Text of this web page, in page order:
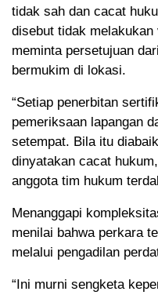
tidak sah dan cacat
disebut tidak
meminta persetujuan
bermukim di lokasi.
“Setiap penerbitan
pemeriksaan lapangan
setempat. Bila itu
dinyatakan cacat
anggota tim hukum
Menanggapi
menilai bahwa perkara
melalui pengadilan
“Ini murni sengketa